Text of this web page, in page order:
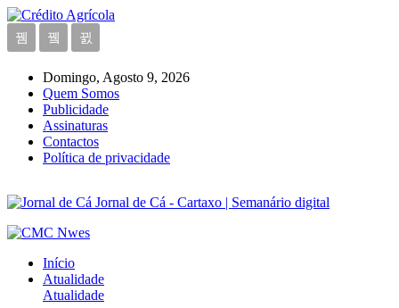
Domingo, Agosto 9, 2026
Quem Somos
Publicidade
Assinaturas
Contactos
Política de privacidade
Jornal de Cá - Cartaxo | Semanário digital
Início
Atualidade
Atualidade